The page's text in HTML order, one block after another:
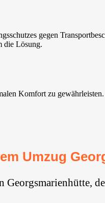
gegen
die Lösung.
Komfort zu
Umzug